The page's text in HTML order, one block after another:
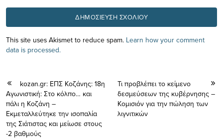
This site uses Akismet to reduce spam. Learn how your comment
data is processed.
kozan.gr: ΕΠΣ Κοζάνης: 18η
Αγωνιστική: Στο κόλπο… και
πάλι η Κοζάνη –
Εκμεταλλεύτηκε την ισοπαλία
της Σιάτιστας και μείωσε στους
-2 βαθμούς
Τι προβλέπει το κείμενο
δεσμεύσεων της κυβέρνησης –
Κομισιόν για την πώληση των
λιγνιτικών